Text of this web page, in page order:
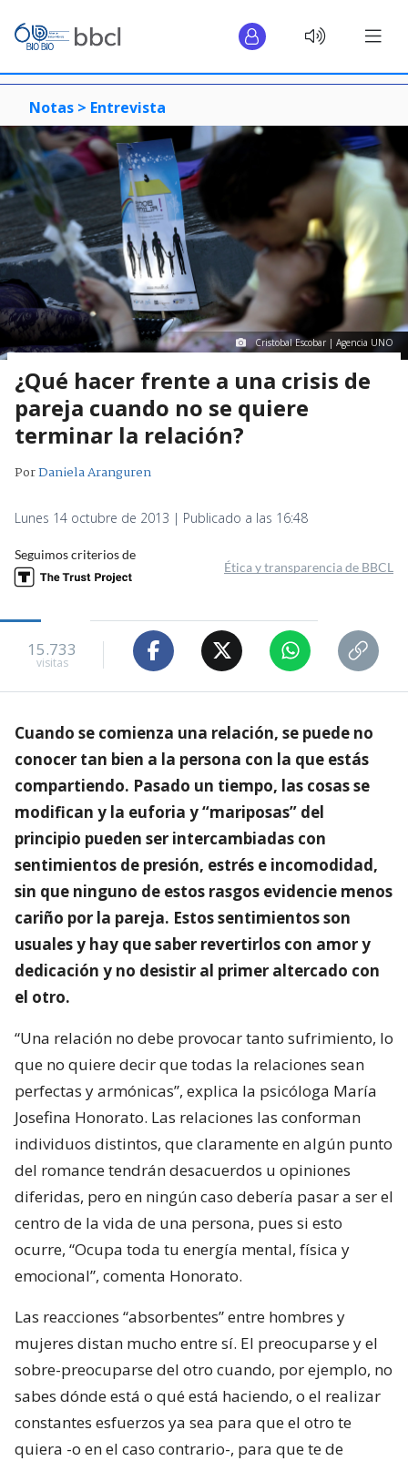
Notas > Entrevista
Cristobal Escobar | Agencia UNO
¿Qué hacer frente a una crisis de
pareja cuando no se quiere
terminar la relación?
PorDaniela Aranguren
Lunes 14 octubre de 2013 | Publicado a las 16:48
Seguimos criterios de
Ética y transparencia de BBCL
15.733
visitas
Cuando se comienza una relación, se puede no
conocer tan bien a la persona con la que estás
compartiendo. Pasado un tiempo, las cosas se
modifican y la euforia y “mariposas” del
principio pueden ser intercambiadas con
sentimientos de presión, estrés e incomodidad,
sin que ninguno de estos rasgos evidencie menos
cariño por la pareja. Estos sentimientos son
usuales y hay que saber revertirlos con amor y
dedicación y no desistir al primer altercado con
el otro.
“Una relación no debe provocar tanto sufrimiento, lo
que no quiere decir que todas la relaciones sean
perfectas y armónicas”, explica la psicóloga María
Josefina Honorato. Las relaciones las conforman
individuos distintos, que claramente en algún punto
del romance tendrán desacuerdos u opiniones
diferidas, pero en ningún caso debería pasar a ser el
centro de la vida de una persona, pues si esto
ocurre, “Ocupa toda tu energía mental, física y
emocional”, comenta Honorato.
Las reacciones “absorbentes” entre hombres y
mujeres distan mucho entre sí. El preocuparse y el
sobre-preocuparse del otro cuando, por ejemplo, no
sabes dónde está o qué está haciendo, o el realizar
constantes esfuerzos ya sea para que el otro te
quiera -o en el caso contrario-, para que te de